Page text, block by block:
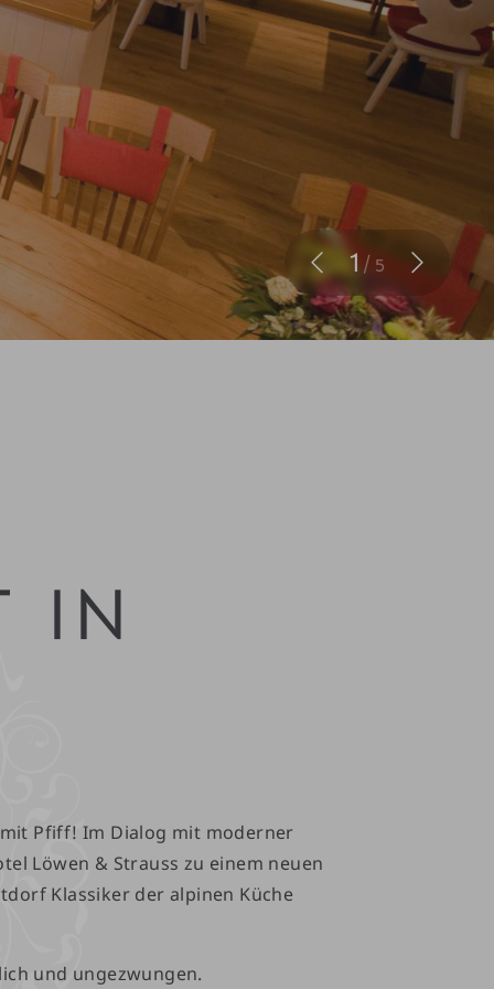
IN
Pfiff! Im Dialog mit moderner
Löwen & Strauss zu einem neuen
Klassiker der alpinen Küche
und ungezwungen.